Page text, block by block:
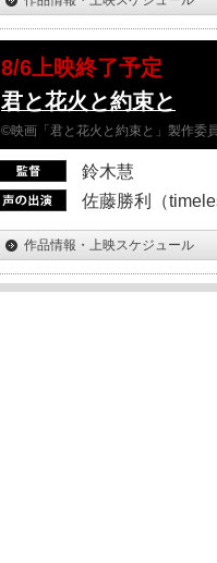
8/6上映終了予定
君と花火と約束と
©映画「君と花火と約束と」製作委
鈴木慧
佐藤勝利（
作品情報・上映スケジュール